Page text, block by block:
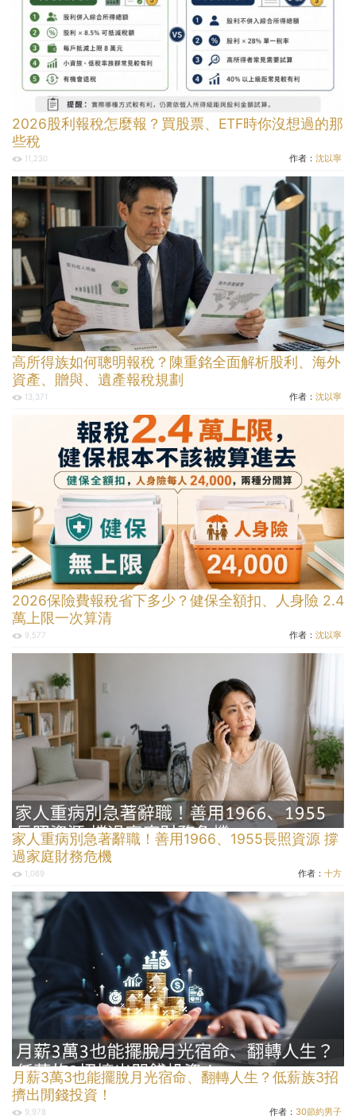
2026股利報稅怎麼報？買股票、ETF時你沒想過的那
些稅
11,230 作者： 沈以寧
高所得族如何聰明報稅？陳重銘全面解析股利、海外
資產、贈與、遺產報稅規劃
13,371 作者： 沈以寧
2026保險費報稅省下多少？健保全額扣、人身險 2.4
萬上限一次算清
9,577 作者： 沈以寧
家人重病別急著辭職！善用1966、1955長照資源 撐
過家庭財務危機
1,069 作者： 十方
月薪3萬3也能擺脫月光宿命、翻轉人生？低薪族3招
擠出閒錢投資！
9,978 作者： 30節約男子